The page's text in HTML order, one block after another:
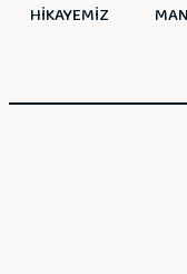
HİKAYEMİZ